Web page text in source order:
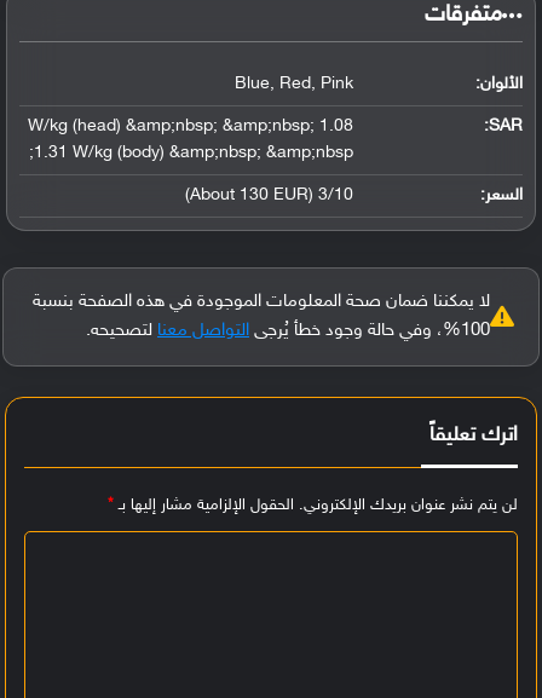
‏متفرقات‏
الألوان: Blue, Red, Pink
SAR
:
1.08 W/kg (head) &amp;nbsp; &amp;nbsp;
1.31 W/kg (body) &amp;nbsp; &amp;nbsp;
السعر: 3/10 (About 130 EUR)
لا يمكننا ضمان صحة المعلومات الموجودة في هذه الصفحة بنسبة
100%، وفي حالة وجود خطأ يُرجى
التواصل معنا لتصحيحه.
اترك تعليقاً
لن يتم نشر عنوان بريدك الإلكتروني. الحقول الإلزامية مشار إليها بـ*